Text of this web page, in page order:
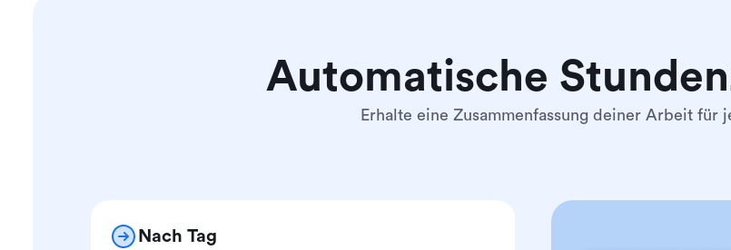
Automatische
Erhalte eine Zusammenfassung deiner Arbeit für
Nach Tag